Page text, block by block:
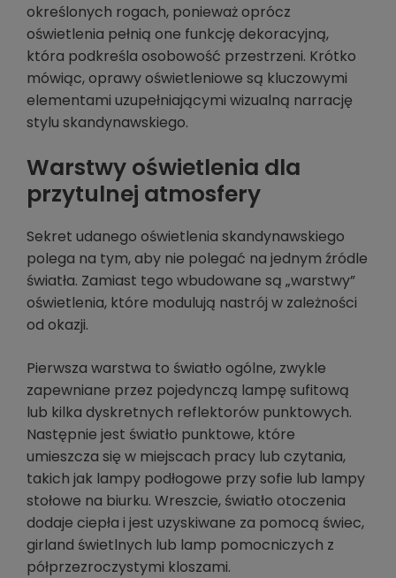
określonych rogach, ponieważ oprócz
oświetlenia pełnią one funkcję dekoracyjną,
która podkreśla osobowość przestrzeni. Krótko
mówiąc, oprawy oświetleniowe są kluczowymi
elementami uzupełniającymi wizualną narrację
stylu skandynawskiego.
Warstwy oświetlenia dla
przytulnej atmosfery
Sekret udanego oświetlenia skandynawskiego
polega na tym, aby nie polegać na jednym źródle
światła. Zamiast tego wbudowane są „warstwy”
oświetlenia, które modulują nastrój w zależności
od okazji.
Pierwsza warstwa to światło ogólne, zwykle
zapewniane przez pojedynczą lampę sufitową
lub kilka dyskretnych reflektorów punktowych.
Następnie jest światło punktowe, które
umieszcza się w miejscach pracy lub czytania,
takich jak lampy podłogowe przy sofie lub lampy
stołowe na biurku. Wreszcie, światło otoczenia
dodaje ciepła i jest uzyskiwane za pomocą świec,
girland świetlnych lub lamp pomocniczych z
półprzezroczystymi kloszami.